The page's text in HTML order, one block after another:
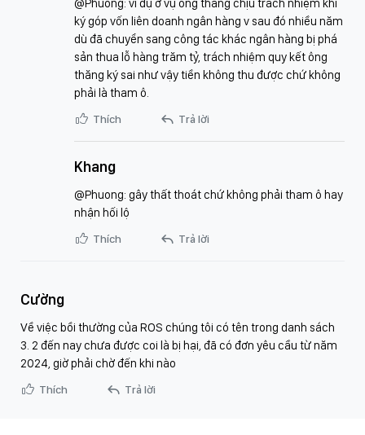
@Phuong: ví dụ ở vụ ông thăng chịu trách nhiệm khi
ký góp vốn liên doanh ngân hàng v sau đó nhiều năm
dù đã chuyển sang công tác khác ngân hàng bị phá
sản thua lỗ hàng trăm tỷ, trách nhiệm quy kết ông
thăng ký sai như vậy tiền không thu được chứ không
phải là tham ô.
Thích Trả lời
Khang
@Phuong: gây thất thoát chứ không phải tham ô hay
nhận hối lộ
Thích Trả lời
Cường
Về việc bồi thường của ROS chúng tôi có tên trong danh sách
3. 2 đến nay chưa được coi là bị hại, đã có đơn yêu cầu từ năm
2024, giờ phải chờ đến khi nào
Thích Trả lời